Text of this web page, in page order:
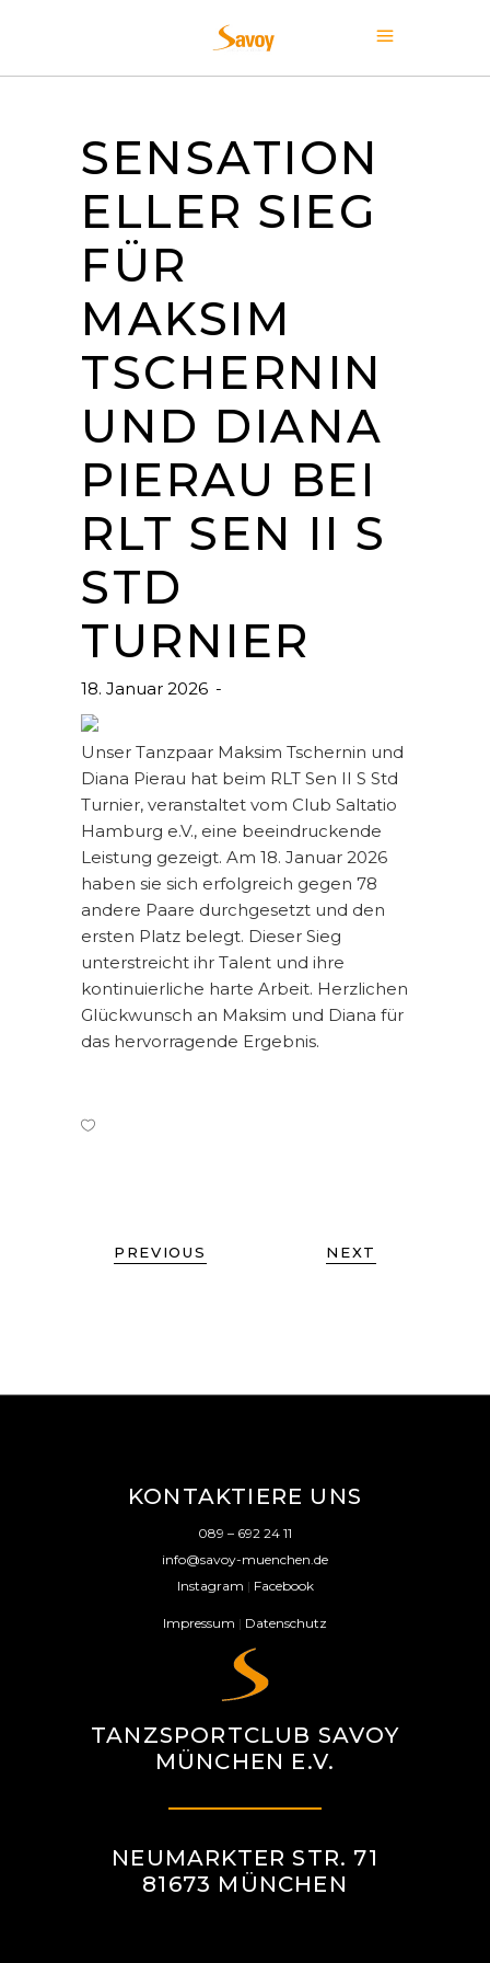
SENSATION
ELLER SIEG
FÜR
MAKSIM
TSCHERNIN
UND DIANA
PIERAU BEI
RLT SEN II S
STD
TURNIER
18. Januar 2026
Unser Tanzpaar Maksim Tschernin und
Diana Pierau hat beim RLT Sen II S Std
Turnier, veranstaltet vom Club Saltatio
Hamburg e.V., eine beeindruckende
Leistung gezeigt. Am 18. Januar 2026
haben sie sich erfolgreich gegen 78
andere Paare durchgesetzt und den
ersten Platz belegt. Dieser Sieg
unterstreicht ihr Talent und ihre
kontinuierliche harte Arbeit. Herzlichen
Glückwunsch an Maksim und Diana für
das hervorragende Ergebnis.
PREVIOUS NEXT
KONTAKTIERE UNS
089 – 692 24 11
info@savoy-muenchen.de
Instagram | Facebook
Impressum | Datenschutz
TANZSPORTCLUB SAVOY
MÜNCHEN E.V.
NEUMARKTER STR. 71
81673 MÜNCHEN